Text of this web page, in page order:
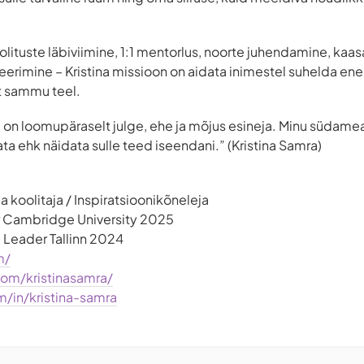
läbiviimine, 1:1 mentorlus, noorte juhendamine,
– Kristina missioon on aidata inimestel suhelda
teel.
on loomupäraselt julge, ehe ja mõjus esineja. Minu
ehk näidata sulle teed iseendani.” (Kristina Samra)
koolitaja / Inspiratsioonikõneleja
University 2025
Tallinn 2024
kristinasamra/
in/kristina-samra